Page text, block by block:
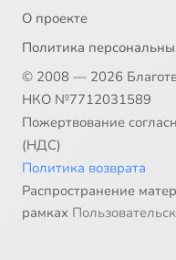
О проекте
Политика
© 2008 — 2026
НКО №7712031589
Пожертвование
(НДС)
Политика возврата
Распространение
рамках